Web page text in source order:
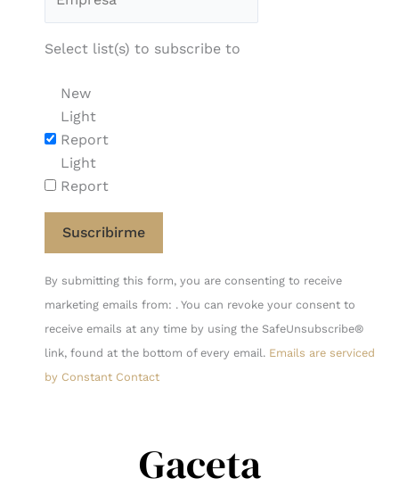
Select list(s) to subscribe to
New
Light
Report
Light
Report
Constant
Contact
Use.
Please
leave
By submitting this form, you are consenting to receive
marketing emails from: . You can revoke your consent to
receive emails at any time by using the SafeUnsubscribe®
link, found at the bottom of every email. Emails are serviced
by Constant Contact
Gaceta